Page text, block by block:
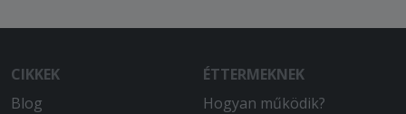
CIKKEK
Blog
ÉTTERMEKNEK
Hogyan működik?